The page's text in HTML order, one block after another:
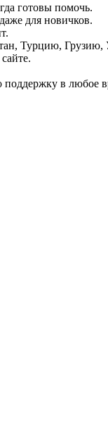
готовы помочь.
для новичков.
Турцию,
в любое